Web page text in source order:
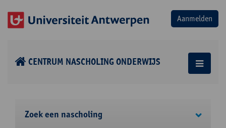
CENTRUM NASCHOLING ONDERWIJS
Zoek een nascholing